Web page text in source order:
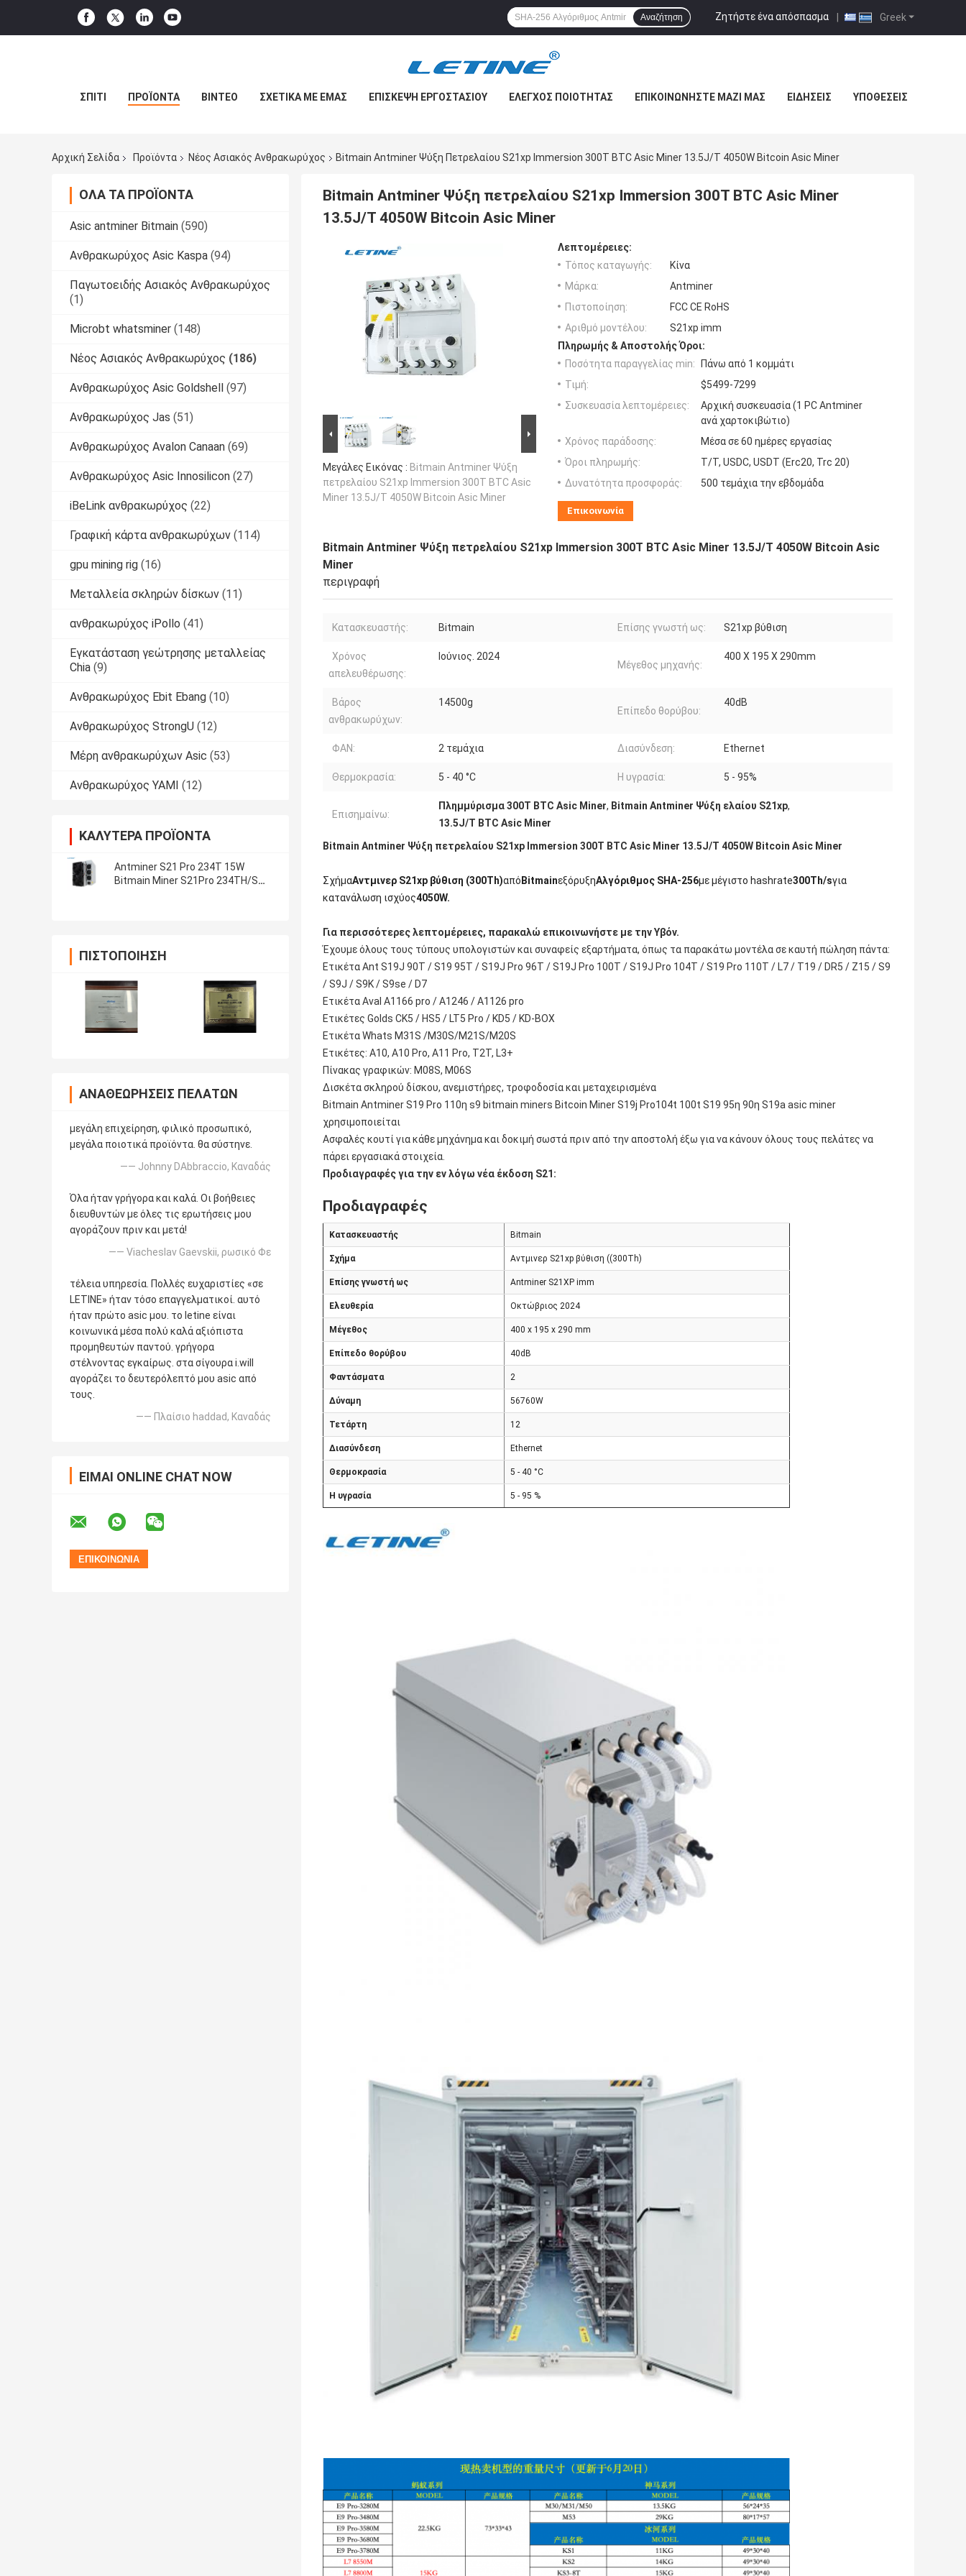
Greek
Ζητήστε ένα απόσπασμα |
Αναζήτηση
ΣΠΊΤΙ ΠΡΟΪΌΝΤΑ ΒΊΝΤΕΟ ΣΧΕΤΙΚΆ ΜΕ ΕΜΆΣ ΕΠΙΣΚΕΨΉ ΕΡΓΟΣΤΑΣΊΟΥ ΈΛΕΓΧΟΣ ΠΟΙΌΤΗΤΑΣ ΕΠΙΚΟΙΝΩΝΉΣΤΕ ΜΑΖΊ ΜΑΣ ΕΙΔΉΣΕΙΣ ΥΠΟΘΈΣΕΙΣ
Αρχική Σελίδα Προϊόντα Νέος Ασιακός Ανθρακωρύχος Bitmain Antminer Ψύξη Πετρελαίου S21xp Immersion 300T BTC Asic Miner 13.5J/T 4050W Bitcoin Asic Miner
ΌΛΑ ΤΑ ΠΡΟΪΌΝΤΑ
Asic antminer Bitmain (590)
Ανθρακωρύχος Asic Kaspa (94)
Παγωτοειδής Ασιακός Ανθρακωρύχος
(1)
Microbt whatsminer (148)
Νέος Ασιακός Ανθρακωρύχος (186)
Ανθρακωρύχος Asic Goldshell (97)
Ανθρακωρύχος Jas (51)
Ανθρακωρύχος Avalon Canaan (69)
Ανθρακωρύχος Asic Innosilicon (27)
iBeLink ανθρακωρύχος (22)
Γραφική κάρτα ανθρακωρύχων (114)
gpu mining rig (16)
Μεταλλεία σκληρών δίσκων (11)
ανθρακωρύχος iPollo (41)
Εγκατάσταση γεώτρησης μεταλλείας
Chia (9)
Ανθρακωρύχος Ebit Ebang (10)
Ανθρακωρύχος StrongU (12)
Μέρη ανθρακωρύχων Asic (53)
Ανθρακωρύχος YAMI (12)
ΚΑΛΎΤΕΡΑ ΠΡΟΪΌΝΤΑ
Antminer S21 Pro 234T 15W
Bitmain Miner S21Pro 234TH/S
ΠΙΣΤΟΠΟΊΗΣΗ
ΑΝΑΘΕΩΡΉΣΕΙΣ ΠΕΛΑΤΏΝ
μεγάλη επιχείρηση, φιλικό προσωπικό,
μεγάλα ποιοτικά προϊόντα. θα σύστηνε.
—— Johnny DAbbraccio, Καναδάς
Όλα ήταν γρήγορα και καλά. Οι βοήθειες
διευθυντών με όλες τις ερωτήσεις μου
αγοράζουν πριν και μετά!
—— Viacheslav Gaevskii, ρωσικό Φε
τέλεια υπηρεσία. Πολλές ευχαριστίες «σε
LETINE» ήταν τόσο επαγγελματικοί. αυτό
ήταν πρώτο asic μου. το letine είναι
κοινωνικά μέσα πολύ καλά αξιόπιστα
προμηθευτών παντού. γρήγορα
στέλνοντας εγκαίρως. στα σίγουρα i.will
αγοράζει το δευτερόλεπτό μου asic από
τους.
—— Πλαίσιο haddad, Καναδάς
ΕΊΜΑΙ ONLINE CHAT NOW
Bitmain Antminer Ψύξη πετρελαίου S21xp Immersion 300T BTC Asic Miner
13.5J/T 4050W Bitcoin Asic Miner
Μεγάλες Εικόνας : Bitmain Antminer Ψύξη
πετρελαίου S21xp Immersion 300T BTC Asic
Miner 13.5J/T 4050W Bitcoin Asic Miner
Λεπτομέρειες:
Τόπος καταγωγής:
Κίνα
Μάρκα:
Antminer
Πιστοποίηση:
FCC CE RoHS
Αριθμό μοντέλου:
S21xp imm
Πληρωμής & Αποστολής Όροι:
Ποσότητα παραγγελίας min:
Πάνω από 1 κομμάτι
Τιμή:
$5499-7299
Συσκευασία λεπτομέρειες:
Αρχική συσκευασία (1 PC Antminer
ανά χαρτοκιβώτιο)
Χρόνος παράδοσης:
Μέσα σε 60 ημέρες εργασίας
Όροι πληρωμής:
T/T, USDC, USDT (Erc20, Trc 20)
Δυνατότητα προσφοράς:
500 τεμάχια την εβδομάδα
Επικοινωνία
Bitmain Antminer Ψύξη πετρελαίου S21xp Immersion 300T BTC Asic Miner 13.5J/T 4050W Bitcoin Asic
Miner
περιγραφή
Κατασκευαστής: Bitmain Επίσης γνωστή ως: S21xp βύθιση
Χρόνος
απελευθέρωσης:
Ιούνιος. 2024
Μέγεθος μηχανής:
400 X 195 X 290mm
Βάρος
ανθρακωρύχων:
14500g
Επίπεδο θορύβου:
40dB
ΦΑΝ: 2 τεμάχια Διασύνδεση: Ethernet
Θερμοκρασία: 5 - 40 °C Η υγρασία: 5 - 95%
Επισημαίνω:
Πλημμύρισμα 300T BTC Asic Miner, Bitmain Antminer Ψύξη ελαίου S21xp,
13.5J/T BTC Asic Miner
Bitmain Antminer Ψύξη πετρελαίου S21xp Immersion 300T BTC Asic Miner 13.5J/T 4050W Bitcoin Asic Miner
ΣχήμαΑντμινερ S21xp βύθιση (300Th)από BitmainεξόρυξηΑλγόριθμος SHA-256με μέγιστο hashrate300Th/sγια
κατανάλωση ισχύος4050W.
Για περισσότερες λεπτομέρειες, παρακαλώ επικοινωνήστε με την Υβόν.
Έχουμε όλους τους τύπους υπολογιστών και συναφείς εξαρτήματα, όπως τα παρακάτω μοντέλα σε καυτή πώληση πάντα:
Ετικέτα Ant S19J 90T / S19 95T / S19J Pro 96T / S19J Pro 100T / S19J Pro 104T / S19 Pro 110T / L7 / T19 / DR5 / Z15 / S9
/ S9J / S9K / S9se / D7
Ετικέτα Aval A1166 pro / A1246 / A1126 pro
Ετικέτες Golds CK5 / HS5 / LT5 Pro / KD5 / KD-BOX
Ετικέτα Whats M31S /M30S/M21S/M20S
Ετικέτες: A10, A10 Pro, A11 Pro, T2T, L3+
Πίνακας γραφικών: M08S, M06S
Δισκέτα σκληρού δίσκου, ανεμιστήρες, τροφοδοσία και μεταχειρισμένα
Bitmain Antminer S19 Pro 110η s9 bitmain miners Bitcoin Miner S19j Pro104t 100t S19 95η 90η S19a asic miner
χρησιμοποιείται
Ασφαλές κουτί για κάθε μηχάνημα και δοκιμή σωστά πριν από την αποστολή έξω για να κάνουν όλους τους πελάτες να
πάρει εργασιακά στοιχεία.
Προδιαγραφές για την εν λόγω νέα έκδοση S21:
Προδιαγραφές
Κατασκευαστής Bitmain
Σχήμα Αντμινερ S21xp βύθιση ((300Th)
Επίσης γνωστή ως Antminer S21XP imm
Ελευθερία Οκτώβριος 2024
Μέγεθος 400 x 195 x 290 mm
Επίπεδο θορύβου 40dB
Φαντάσματα 2
Δύναμη 56760W
Τετάρτη 12
Διασύνδεση Ethernet
Θερμοκρασία 5 - 40 °C
Η υγρασία 5 - 95 %